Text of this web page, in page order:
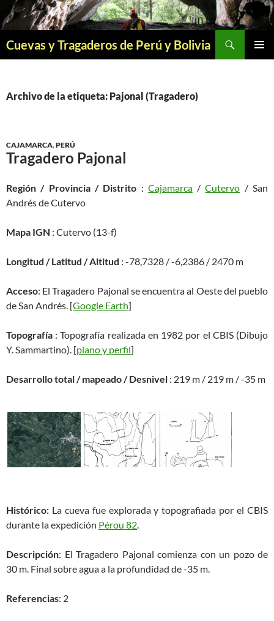
Saltar
al
Cuevas y Tragaderos de Perú y Bolivia
Archivo de la etiqueta: Pajonal (Tragadero)
CAJAMARCA,PERÚ
Tragadero Pajonal
Región / Provincia / Distrito : Cajamarca/Cutervo / San
Andrés de Cutervo
Mapa IGN : Cutervo (13-f)
Longitud / Latitud / Altitud : -78,7328 / -6,2386 / 2470 m
Acceso: El Tragadero Pajonal se encuentra al Oeste del pueblo
de San Andrés. [Google Earth]
Topografía : Topografía realizada en 1982 por el CBIS (Dibujo
Y. Sammartino). [plano y perfil]
Desarrollo total / mapeado / Desnivel : 219 m / 219 m / -35 m
Histórico: La cueva fue explorada y topografiada por el CBIS
durante la expedición Pérou 82.
Descripción: El Tragadero Pajonal comienza con un pozo de
30 m. Final sobre agua a la profundidad de -35 m.
Referencias: 2